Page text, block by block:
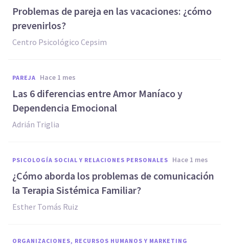
Problemas de pareja en las vacaciones: ¿cómo
prevenirlos?
Centro Psicológico Cepsim
PAREJA hace 1 mes
Las 6 diferencias entre Amor Maníaco y
Dependencia Emocional
Adrián Triglia
PSICOLOGÍA SOCIAL Y RELACIONES PERSONALES hace 1 mes
¿Cómo aborda los problemas de comunicación
la Terapia Sistémica Familiar?
Esther Tomás Ruiz
ORGANIZACIONES, RECURSOS HUMANOS Y MARKETING